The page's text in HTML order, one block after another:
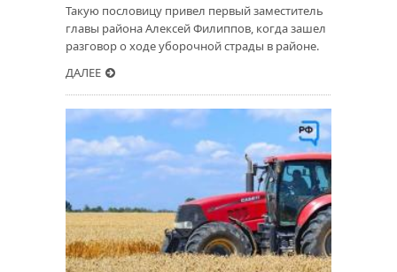
Такую пословицу привел первый заместитель
главы района Алексей Филиппов, когда зашел
разговор о ходе уборочной страды в районе.
ДАЛЕЕ